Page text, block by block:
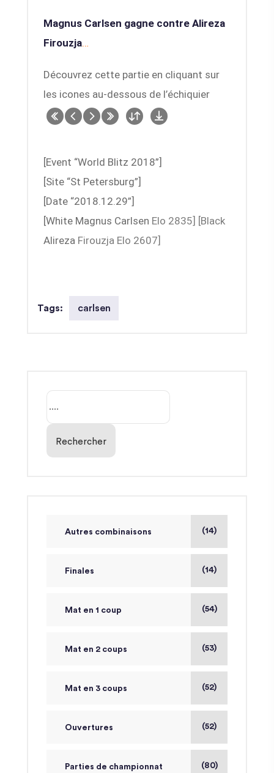
Magnus Carlsen gagne contre Alireza
Firouzja…
Découvrez cette partie en cliquant sur
les icones au-dessous de l’échiquier
[Event “World Blitz 2018”]
[Site “St Petersburg”]
[Date “2018.12.29”]
[White Magnus Carlsen Elo 2835] [Black
Alireza Firouzja Elo 2607]
Tags: carlsen
Rechercher
Autres combinaisons (14)
Finales (14)
Mat en 1 coup (54)
Mat en 2 coups (53)
Mat en 3 coups (52)
Ouvertures (52)
Parties de championnat (80)